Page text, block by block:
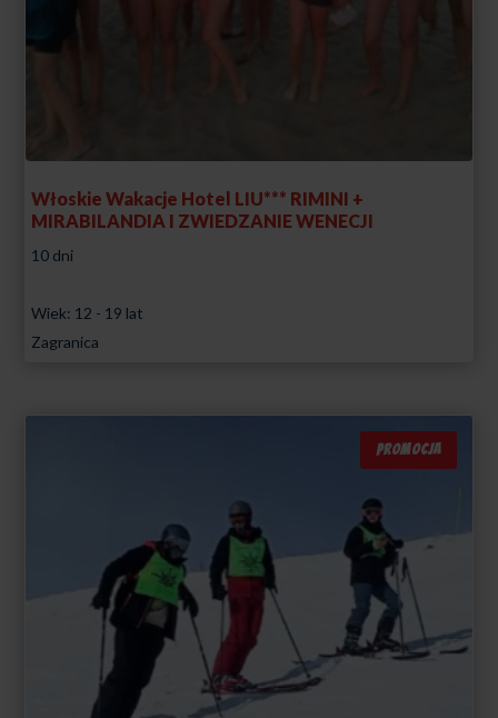
Włoskie Wakacje Hotel LIU*** RIMINI +
MIRABILANDIA I ZWIEDZANIE WENECJI
10 dni
Wiek: 12 - 19 lat
Zagranica
PROMOCJA